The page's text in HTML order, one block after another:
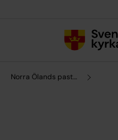
Norra Ölands pastorat